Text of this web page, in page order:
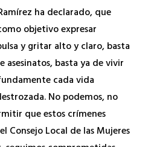
ha declarado, que
objetivo expresar
y gritar alto y claro, basta
asesinatos, basta ya de vivir
cada vida
No podemos, no
que estos crímenes
Consejo Local de las Mujeres